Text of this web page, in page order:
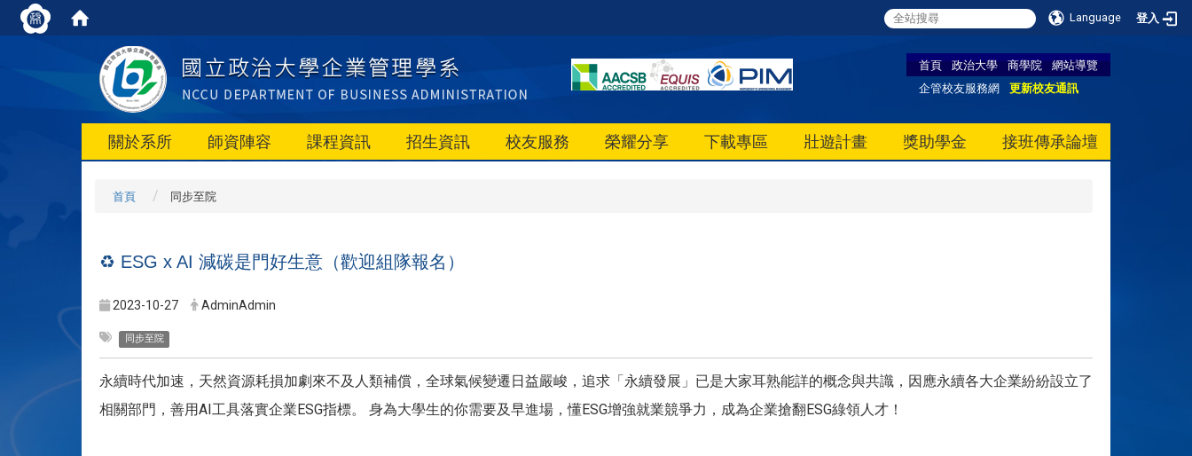
Language 登入
首頁 政治大學 商學院
網站導覽
企管校友服務網
更新校友通訊
關於系所 師資陣容 課程資訊 招生資訊 校友服務 榮耀分享 下載專區 壯遊計畫 獎助學金 接班傳承論壇
首頁 同步至院
♻️ ESG x AI 減碳是門好生意（歡迎組隊報名）
2023-10-27 AdminAdmin
同步至院
永續時代加速，天然資源耗損加劇來不及人類補償，全球氣候變遷日益嚴峻，追求「永續發展」已是大家耳熟能詳的概念與共識，因應永續各大企業紛紛設立了
相關部門，善用AI工具落實企業ESG指標。 身為大學生的你需要及早進場，懂ESG增強就業競爭力，成為企業搶翻ESG綠領人才！